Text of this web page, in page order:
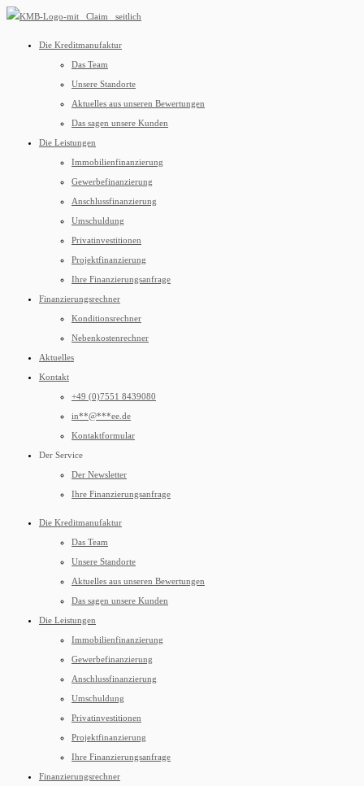
Die Kreditmanufaktur
Das Team
Unsere Standorte
Aktuelles aus unseren Bewertungen
Das sagen unsere Kunden
Die Leistungen
Immobilienfinanzierung
Gewerbefinanzierung
Anschlussfinanzierung
Umschuldung
Privatinvestitionen
Projektfinanzierung
Ihre Finanzierungsanfrage
Finanzierungsrechner
Konditionsrechner
Nebenkostenrechner
Aktuelles
Kontakt
+49 (0)7551 8439080
in**@***ee.de
Kontaktformular
Der Service
Der Newsletter
Ihre Finanzierungsanfrage
Die Kreditmanufaktur
Das Team
Unsere Standorte
Aktuelles aus unseren Bewertungen
Das sagen unsere Kunden
Die Leistungen
Immobilienfinanzierung
Gewerbefinanzierung
Anschlussfinanzierung
Umschuldung
Privatinvestitionen
Projektfinanzierung
Ihre Finanzierungsanfrage
Finanzierungsrechner